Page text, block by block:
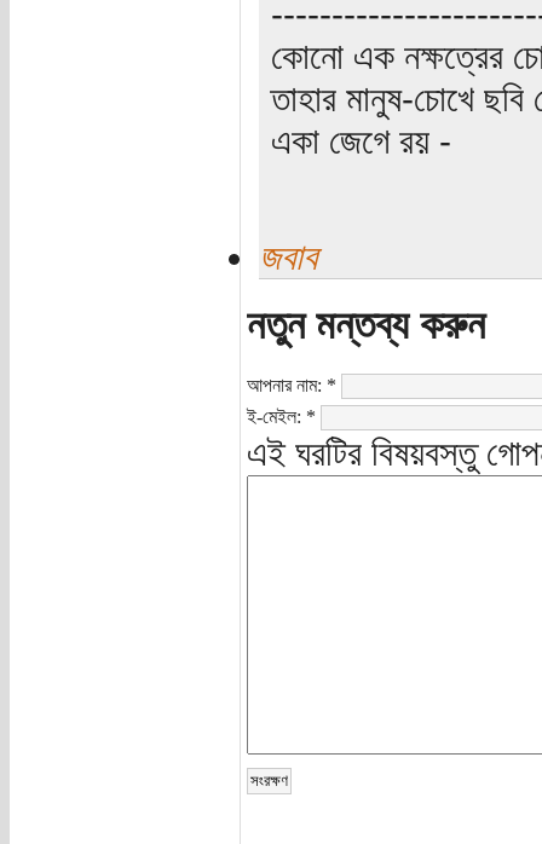
কোনো এক নক্ষত্রের
তাহার মানুষ-চোখে ছবি
একা জেগে রয় -
জবাব
নতুন মন্তব্য করুন
আপনার নাম: *
ই-মেইল: *
এই ঘরটির বিষয়বস্তু